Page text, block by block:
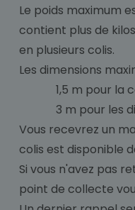
Le poids maximum
contient plus de
en plusieurs colis.
Les dimensions
1,5 m pour la
3 m pour les
Vous recevrez un
colis est disponible
Si vous n'avez pas
point de collecte